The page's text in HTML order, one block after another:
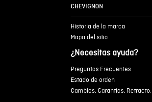
CHEVIGNON
Historia de la marca
Mapa del sitio
¿Necesitas ayuda?
Preguntas Frecuentes
Estado de orden
Cambios, Garantías, Retracto.